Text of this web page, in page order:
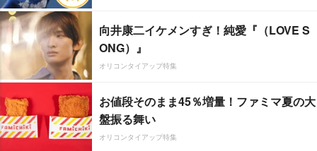
向井康二イケメンすぎ！純愛『（LOVE S
ONG）』
オリコンタイアップ特集
お値段そのまま45％増量！ファミマ夏の大
盤振る舞い
オリコンタイアップ特集